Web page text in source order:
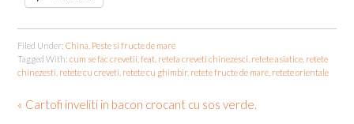
Filed Under:China Peste si fructe de mare
Tagged With:cum se fac crevetii ,feat reteta creveti chinezesci retete asiatice retete
chinezesti retete cu creveti retete cu ghimbir, retete fructe de mare retete orientale
« Cartofi inveliti in bacon crocant cu sos verde.